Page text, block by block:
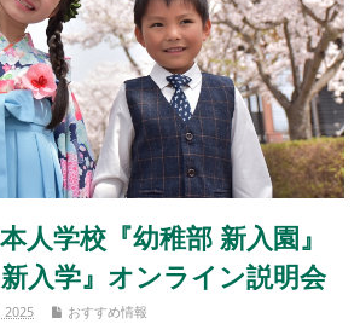
人学校『幼稚部 新入園』
新入学』オンライン説明会
2025 おすすめ情報